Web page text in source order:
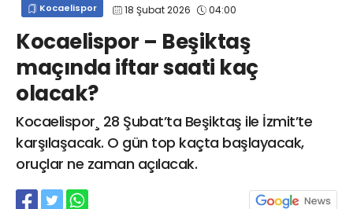
Kocaelispor 18 Şubat 2026 04:00
Kocaelispor – Beşiktaş
maçında iftar saati kaç
olacak?
Kocaelispor¸ 28 Şubat’ta Beşiktaş ile İzmit’te
karşılaşacak. O gün top kaçta başlayacak,
oruçlar ne zaman açılacak.
info@spor41.com